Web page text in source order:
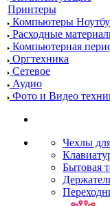
Принтеры
Компьютеры
Расходные
Компьютерная
Оргтехника
Сетевое
Аудио
Фото и Видео
Чехлы
Бытовая